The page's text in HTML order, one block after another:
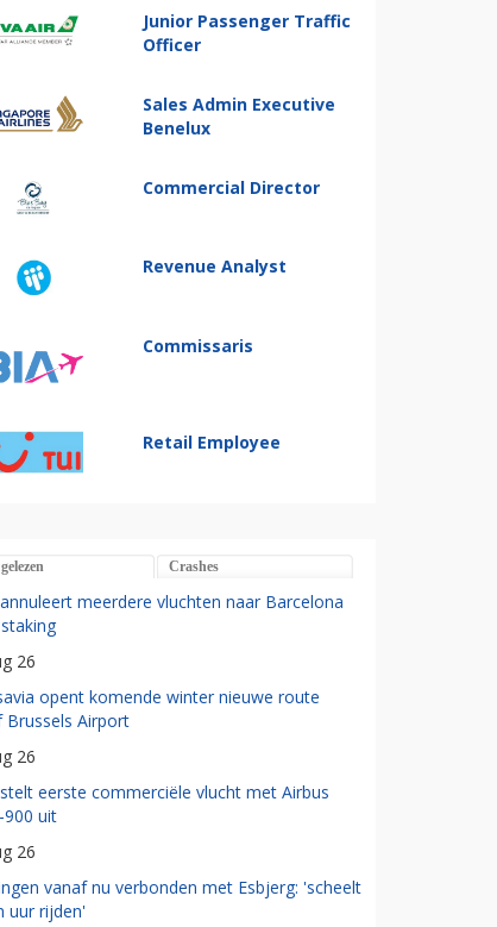
Junior Passenger Traffic
Officer
Sales Admin Executive
Benelux
Commercial Director
Revenue Analyst
Commissaris
Retail Employee
Crashes
meerdere vluchten naar Barcelona
26
opent komende winter nieuwe route
Brussels Airport
26
eerste commerciële vlucht met Airbus
900 uit
26
vanaf nu verbonden met Esbjerg: 'scheelt
uur rijden'